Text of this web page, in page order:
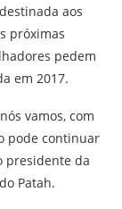
aos
próximas
pedem
em 2017.
vamos, com
pode continuar
presidente da
Patah.